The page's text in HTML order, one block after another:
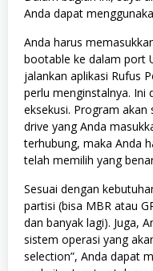
Anda dapat
Anda harus
bootable ke dalam port
jalankan aplikasi Rufus
perlu menginstalnya. Ini
eksekusi. Program
drive yang Anda
terhubung, maka Anda
telah memilih yang
Sesuai dengan
partisi (bisa MBR atau
dan banyak lagi). Juga,
sistem operasi yang
selection”, Anda dapat